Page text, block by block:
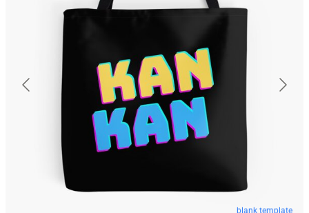
blank template